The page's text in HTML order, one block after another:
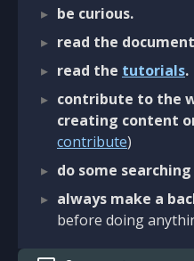
be curious.
read the
read the tutorials.
contribute to the
creating content
contribute)
do some
always make a
before doing